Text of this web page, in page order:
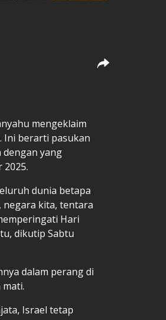
mengeklaim
Ini berarti pasukan
yang
dunia betapa
negara kita, tentara
Hari
dikutip Sabtu
dalam perang di
Israel tetap